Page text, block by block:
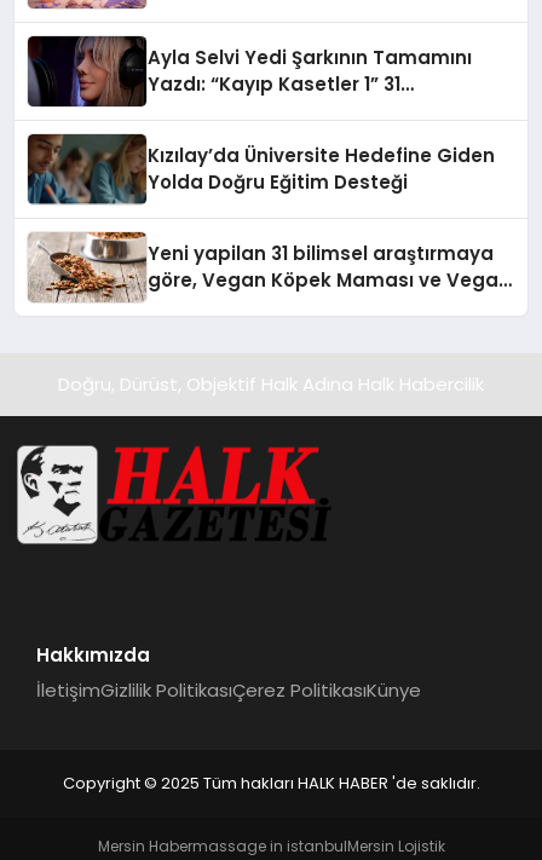
Ayla Selvi Yedi Şarkının Tamamını
Yazdı: “Kayıp Kasetler 1” 31
Kızılay’da Üniversite Hedefine Giden
Yolda Doğru Eğitim Desteği
Yeni yapilan 31 bilimsel araştırmaya
göre, Vegan Köpek Maması ve Vegan
Doğru, Dürüst, Objektif Halk Adına Halk Habercilik
Hakkımızda
İletişimGizlilik PolitikasıÇerez PolitikasıKünye
Copyright © 2025 Tüm hakları HALK HABER 'de saklıdır.
Mersin Habermassage in istanbulMersin Lojistik